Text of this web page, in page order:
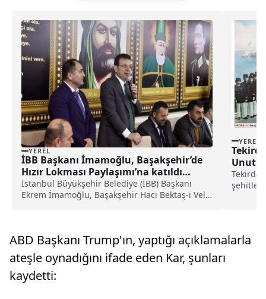
YEREL
İBB Başkanı İmamoğlu, Başakşehir’de
Hızır Lokması Paylaşımı’na katıldı
haberi
İstanbul Büyükşehir Belediye (İBB) Başkanı
Ekrem İmamoğlu, Başakşehir Hacı Bektaş-ı Veli
taleplerine, cemev...
YEREL
ABD Başkanı Trump'ın, yaptığı açıklamalarla
ateşle oynadığını ifade eden Kar, şunları
kaydetti: